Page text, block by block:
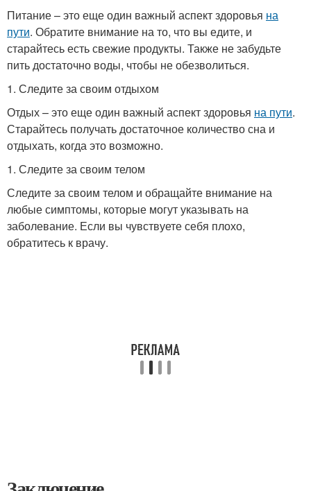
Питание – это еще один важный аспект здоровья на
пути. Обратите внимание на то, что вы едите, и
старайтесь есть свежие продукты. Также не забудьте
пить достаточно воды, чтобы не обезволиться.
1. Следите за своим отдыхом
Отдых – это еще один важный аспект здоровья на пути.
Старайтесь получать достаточное количество сна и
отдыхать, когда это возможно.
1. Следите за своим телом
Следите за своим телом и обращайте внимание на
любые симптомы, которые могут указывать на
заболевание. Если вы чувствуете себя плохо,
обратитесь к врачу.